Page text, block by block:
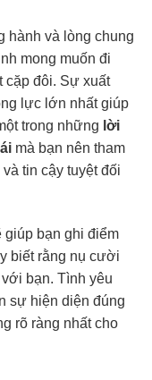
hành và lòng chung
mong muốn đi
cặp đôi. Sự xuất
lực lớn nhất giúp
trong những lời
mà bạn nên tham
tin cậy tuyệt đối
giúp bạn ghi điểm
biết rằng nụ cười
bạn. Tình yêu
sự hiện diện đúng
rõ ràng nhất cho